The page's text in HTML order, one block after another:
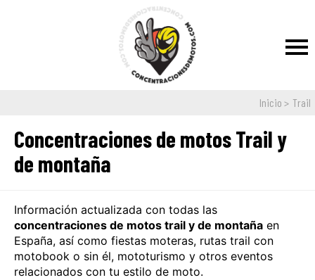
Inicio Trail
Concentraciones de motos Trail y
de montaña
Información actualizada con todas las
concentraciones de motos trail y de montaña en
España, así como fiestas moteras, rutas trail con
motobook o sin él, mototurismo y otros eventos
relacionados con tu estilo de moto.